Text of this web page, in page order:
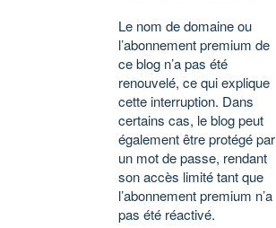
Le nom de domaine ou
l’abonnement premium de
ce blog n’a pas été
renouvelé, ce qui explique
cette interruption. Dans
certains cas, le blog peut
également être protégé par
un mot de passe, rendant
son accès limité tant que
l’abonnement premium n’a
pas été réactivé.